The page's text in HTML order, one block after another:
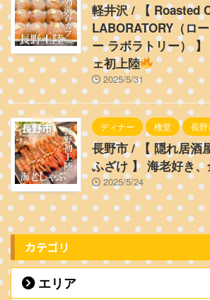
軽井沢 / 【 Roasted
LABORATORY（ロ
ー ラボラトリー）
ェ初上陸
2025/5/31
ディナー 権堂 長野
長野市 / 【 隠れ居酒
ふざけ 】 海老好き
2025/5/24
カテゴリ
エリア